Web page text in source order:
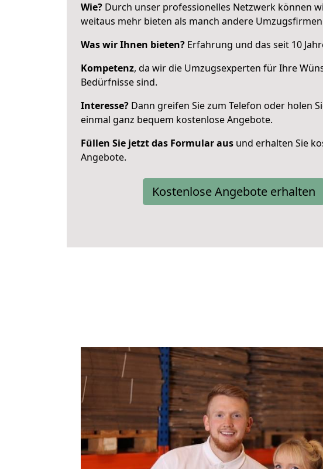
Wie? Durch unser professionelles Netzwerk können
weitaus mehr bieten als manch andere
Was wir Ihnen bieten? Erfahrung und das seit 10
Kompetenz, da wir die Umzugsexperten für Ihre
Bedürfnisse sind.
Interesse? Dann greifen Sie zum Telefon oder holen
einmal ganz bequem kostenlose Angebote.
Füllen Sie jetzt das Formular aus und erhalten Sie
Angebote.
Kostenlose Angebote erhalten